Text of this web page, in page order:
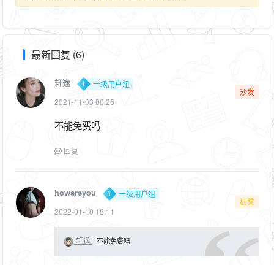
最新回复 (6)
轩逸
一级用户组
2021-11-03 00:26
沙发
不能免费吗
回复
howareyou
一级用户组
2022-01-10 18:11
板凳
轩逸 不能免费吗